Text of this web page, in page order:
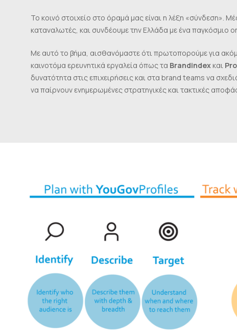
Το κοινό στοιχείο στο όραμά μας είναι η λέξη «σύνδεση».
καταναλωτές, και συνδέουμε την Ελλάδα με ένα
Με αυτό το βήμα, αισθανόμαστε ότι πρωτοπορούμε για
καινοτόμα ερευνητικά εργαλεία όπως τα Brandindexκαι
δυνατότητα στις επιχειρήσεις και στα brand teams να
να παίρνουν ενημερωμένες στρατηγικές και τακτικές